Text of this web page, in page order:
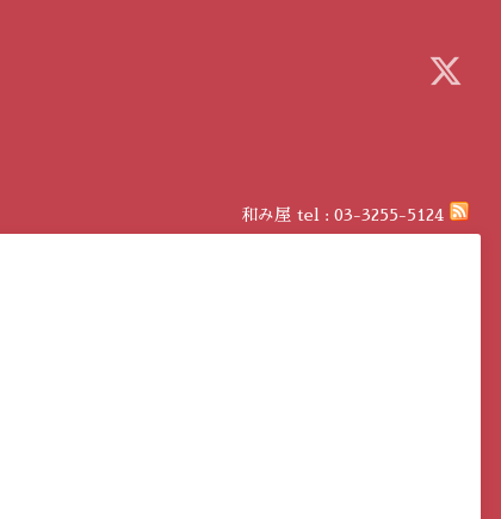
和み屋 tel : 03-3255-5124